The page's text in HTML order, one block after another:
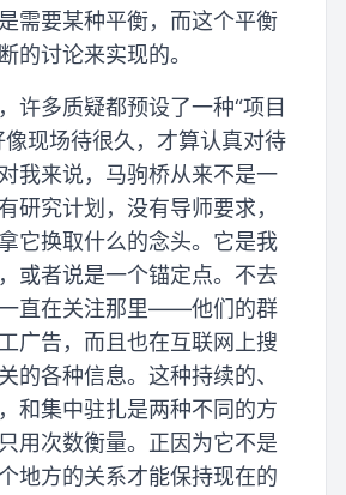
需要某种平衡，而这个平衡
的讨论来实现的。
许多质疑都预设了一种“项目
像现场待很久，才算认真对待
我来说，马驹桥从来不是一
研究计划，没有导师要求，
它换取什么的念头。它是我
或者说是一个锚定点。不去
直在关注那里——他们的群
广告，而且也在互联网上搜
的各种信息。这种持续的、
和集中驻扎是两种不同的方
用次数衡量。正因为它不是
地方的关系才能保持现在的